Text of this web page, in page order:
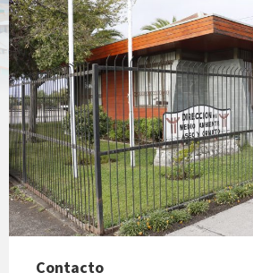
Contacto